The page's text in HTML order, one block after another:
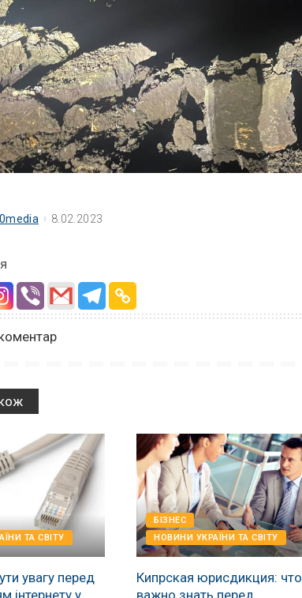
8.02.2023
ТА СВІТУ
увагу перед
БІЗНЕС
НОВИНИ УКРАЇНИ ТА СВІТУ
Кипрская юрисдикция: что